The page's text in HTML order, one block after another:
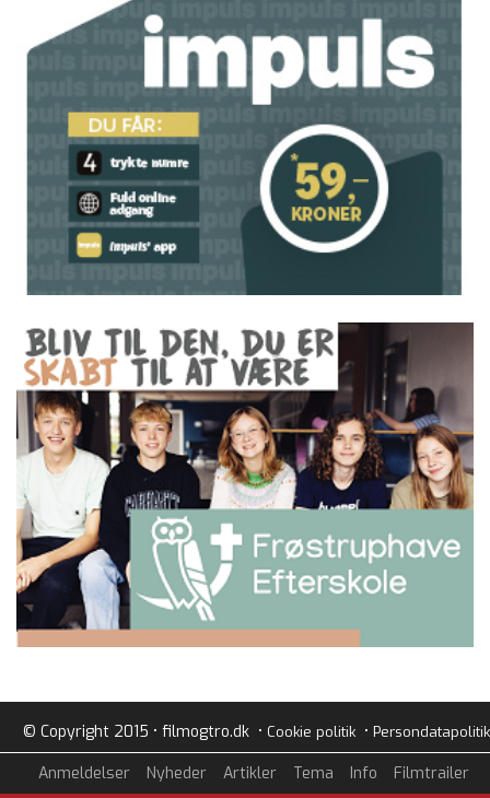
© Copyright 2015 • filmogtro.dk • Cookie politik• Persondatapolitik
Anmeldelser Nyheder Artikler Tema Info Filmtrailer